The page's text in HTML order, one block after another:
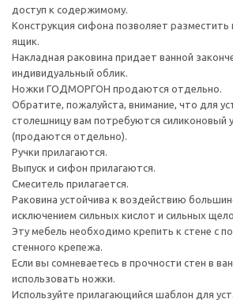
доступ к содержимому.
Конструкция сифона позволяет
ящик.
Накладная раковина придает ванной
индивидуальный облик.
Ножки ГОДМОРГОН продаются отдельно.
Обратите, пожалуйста, внимание, что для
столешницу вам потребуются силиконовый
(продаются отдельно).
Ручки прилагаются.
Выпуск и сифон прилагаются.
Смеситель прилагается.
Раковина устойчива к воздействию
исключением сильных кислот и сильных
Эту мебель необходимо крепить к стене с
стенного крепежа.
Если вы сомневаетесь в прочности стен в
использовать ножки.
Используйте прилагающийся шаблон для